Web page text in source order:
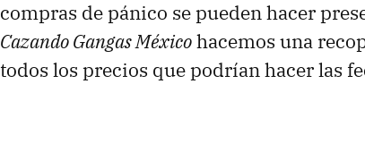
compras de pánico se pueden hacer
Cazando Gangas Méxicohacemos una
todos los precios que podrían hacer las